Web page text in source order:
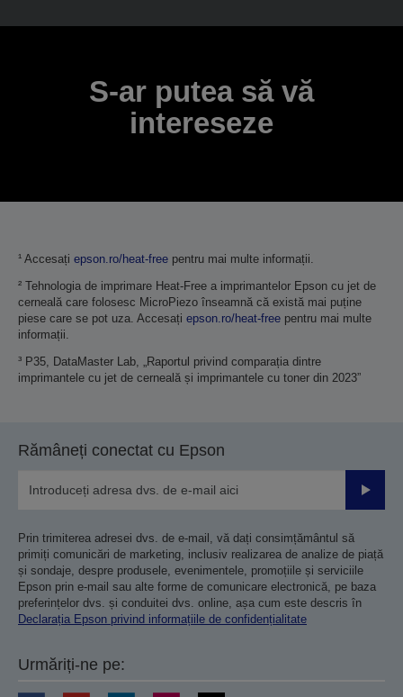
S-ar putea să vă
intereseze
¹ Accesați epson.ro/heat-free pentru mai multe informații.
² Tehnologia de imprimare Heat-Free a imprimantelor Epson cu jet de
cerneală care folosesc MicroPiezo înseamnă că există mai puține
piese care se pot uza. Accesați epson.ro/heat-free pentru mai multe
informații.
³ P35, DataMaster Lab, „Raportul privind comparația dintre
imprimantele cu jet de cerneală și imprimantele cu toner din 2023”
Rămâneți conectat cu Epson
Prin trimiterea adresei dvs. de e-mail, vă dați consimțământul să
primiți comunicări de marketing, inclusiv realizarea de analize de piață
și sondaje, despre produsele, evenimentele, promoțiile și serviciile
Epson prin e-mail sau alte forme de comunicare electronică, pe baza
preferințelor dvs. și conduitei dvs. online, așa cum este descris în
Declarația Epson privind informațiile de confidențialitate
Urmăriți-ne pe: